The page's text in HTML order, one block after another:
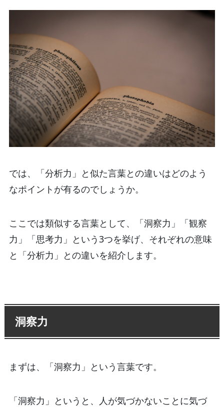
では、「分析力」と似た言葉との違いはどのよう
なポイントが有るのでしょうか。
ここでは類似する言葉として、「洞察力」「観察
力」「思考力」という3つを挙げ、それぞれの意味
と「分析力」との違いを紹介します。
洞察力
まずは、「洞察力」という言葉です。
「洞察力」というと、人が気づかないことに気づ